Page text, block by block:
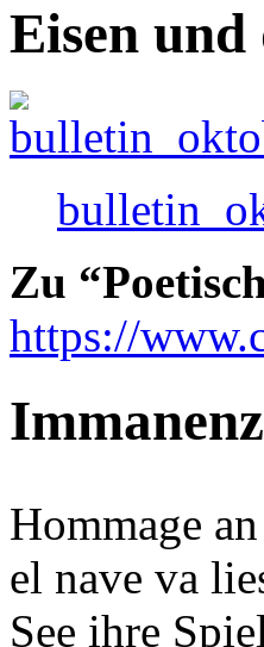
Eisen und
Zu
https://
Hommage
el nave va
See ihre